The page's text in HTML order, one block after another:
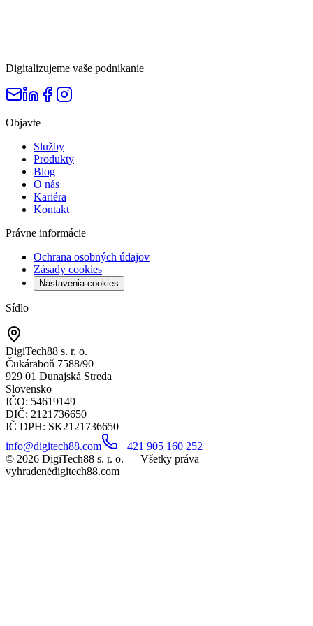
Digitalizujeme vaše podnikanie
Objavte
Služby
Produkty
Blog
O nás
Kariéra
Kontakt
Právne informácie
Ochrana osobných údajov
Zásady cookies
Nastavenia cookies
Sídlo
DigiTech88 s. r. o.
Čukáraboň 7588/90
929 01 Dunajská Streda
Slovensko
IČO: 54619149
DIČ: 2121736650
IČ DPH: SK2121736650
info@digitech88.com
+421 905 160 252
© 2026 DigiTech88 s. r. o. — Všetky práva
vyhradenédigitech88.com